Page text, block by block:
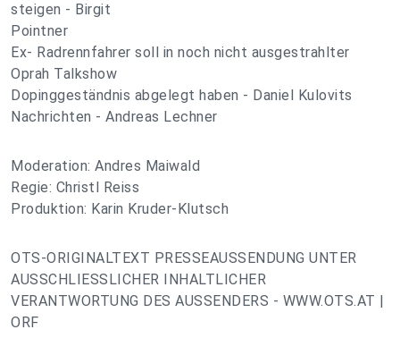
steigen - Birgit
Pointner
Ex- Radrennfahrer soll in noch nicht ausgestrahlter
Oprah Talkshow
Dopinggeständnis abgelegt haben - Daniel Kulovits
Nachrichten - Andreas Lechner
Moderation: Andres Maiwald
Regie: Christl Reiss
Produktion: Karin Kruder-Klutsch
OTS-ORIGINALTEXT PRESSEAUSSENDUNG UNTER
AUSSCHLIESSLICHER INHALTLICHER
VERANTWORTUNG DES AUSSENDERS - WWW.OTS.AT |
ORF